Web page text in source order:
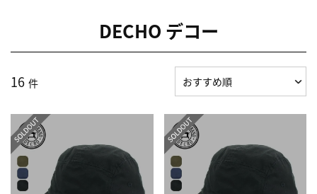
DECHO デコー
16 件